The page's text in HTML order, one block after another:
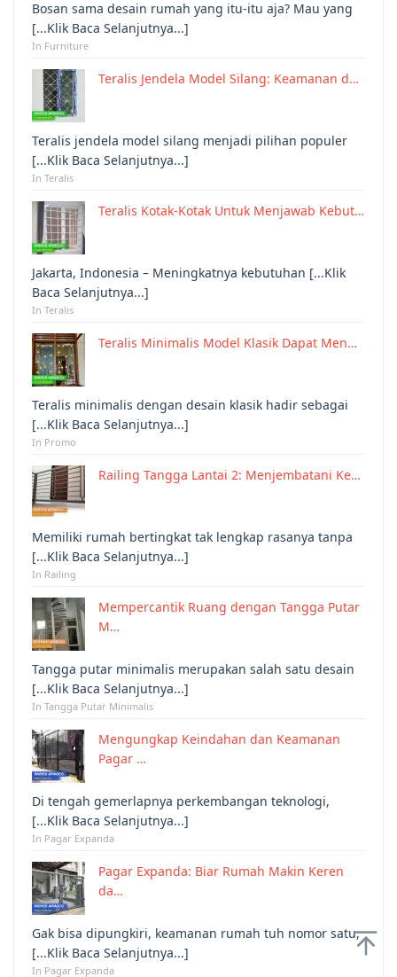
Bosan sama desain rumah yang itu-itu aja? Mau yang
[...Klik Baca Selanjutnya...]
In Furniture
Teralis Jendela Model Silang: Keamanan d…
Teralis jendela model silang menjadi pilihan populer
[...Klik Baca Selanjutnya...]
In Teralis
Teralis Kotak-Kotak Untuk Menjawab Kebut…
Jakarta, Indonesia – Meningkatnya kebutuhan [...Klik
Baca Selanjutnya...]
In Teralis
Teralis Minimalis Model Klasik Dapat Men…
Teralis minimalis dengan desain klasik hadir sebagai
[...Klik Baca Selanjutnya...]
In Promo
Railing Tangga Lantai 2: Menjembatani Ke…
Memiliki rumah bertingkat tak lengkap rasanya tanpa
[...Klik Baca Selanjutnya...]
In Railing
Mempercantik Ruang dengan Tangga Putar
M…
Tangga putar minimalis merupakan salah satu desain
[...Klik Baca Selanjutnya...]
In Tangga Putar Minimalis
Mengungkap Keindahan dan Keamanan
Pagar …
Di tengah gemerlapnya perkembangan teknologi,
[...Klik Baca Selanjutnya...]
In Pagar Expanda
Pagar Expanda: Biar Rumah Makin Keren
da…
Gak bisa dipungkiri, keamanan rumah tuh nomor satu,
[...Klik Baca Selanjutnya...]
In Pagar Expanda